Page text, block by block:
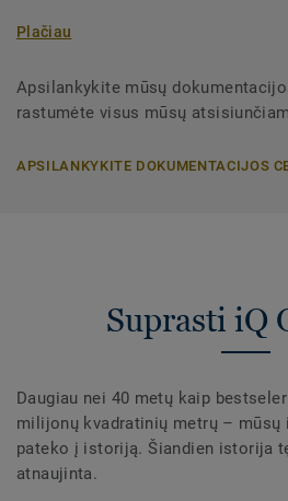
Plačiau
Apsilankykite mūsų
rastumėte visus mūsų
APSILANKYKITE DOKUMENTACIJOS
Suprasti iQ
Daugiau nei 40 metų kaip
milijonų kvadratinių metrų – mūsų
pateko į istoriją. Šiandien istorija
atnaujinta.